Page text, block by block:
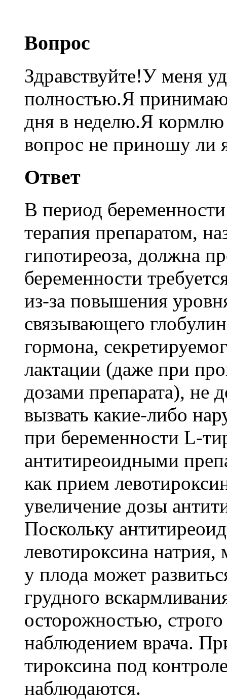
Вопрос
Здравствуйте!У меня
полностью.Я
дня в неделю.Я
вопрос не приношу ли
Ответ
В период
терапия препаратом,
гипотиреоза, должна
беременности
из-за повышения
связывающего
гормона,
лактации (даже при
дозами препарата), не
вызвать какие-либо
при беременности L-
антитиреоидными
как прием
увеличение дозы
Поскольку
левотироксина натрия,
у плода может
грудного
осторожностью,
наблюдением врача.
тироксина под
наблюдаются.